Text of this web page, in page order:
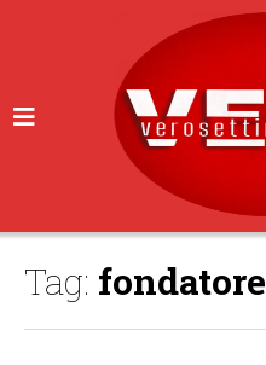
Tag: fondatore